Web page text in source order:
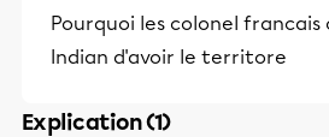
Pourquoi les colonel francais
Indian d'avoir le territore
Explication (1)